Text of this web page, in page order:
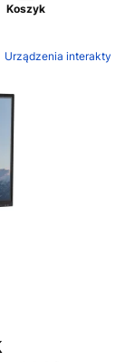
Koszyk
Urządzenia